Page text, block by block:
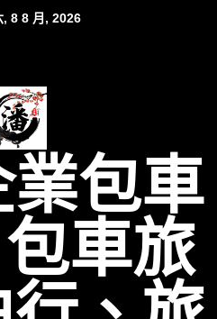
, 8 8 月, 2026
包車
車旅